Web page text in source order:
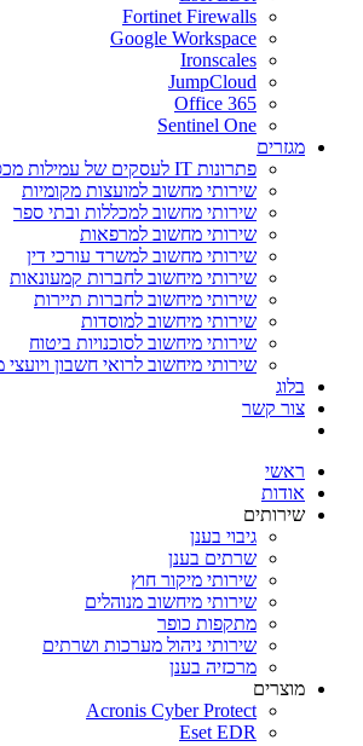
Fortinet Firewalls
Google Workspace
Ironscales
JumpCloud
Office 365
Sentinel One
מגזרים
פתרונות IT לעסקים של עמילות מכס
שירותי מחשוב למועצות מקומיות
שירותי מחשוב למכללות ובתי ספר
שירותי מחשוב למרפאות
שירותי מחשוב למשרד עורכי דין
שירותי מיחשוב לחברות קמעונאות
שירותי מיחשוב לחברות תיירות
שירותי מיחשוב למוסדות
שירותי מיחשוב לסוכנויות ביטוח
שירותי מיחשוב לרואי חשבון ויועצי
בלוג
צור קשר
ראשי
אודות
שירותים
גיבוי בענן
שרתים בענן
שירותי מיקור חוץ
שירותי מיחשוב מנוהלים
מתקפות כופר
שירותי ניהול מערכות ושרתים
מרכזיה בענן
מוצרים
Acronis Cyber Protect
Eset EDR